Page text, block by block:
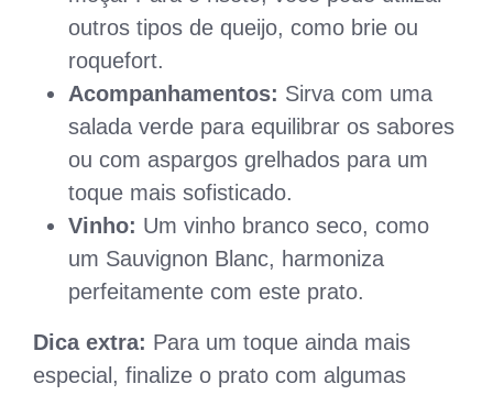
outros tipos de queijo, como brie ou
roquefort.
Acompanhamentos: Sirva com uma
salada verde para equilibrar os sabores
ou com aspargos grelhados para um
toque mais sofisticado.
Vinho: Um vinho branco seco, como
um Sauvignon Blanc, harmoniza
perfeitamente com este prato.
Dica extra: Para um toque ainda mais
especial, finalize o prato com algumas